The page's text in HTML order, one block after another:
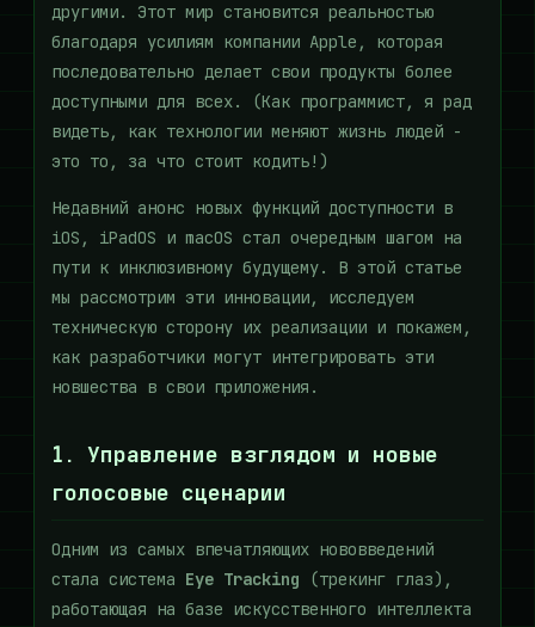
другими. Этот мир становится реальностью
благодаря усилиям компании Apple, которая
последовательно делает свои продукты более
доступными для всех. (Как программист, я рад
видеть, как технологии меняют жизнь людей -
это то, за что стоит кодить!)
Недавний анонс новых функций доступности в
iOS, iPadOS и macOS стал очередным шагом на
пути к инклюзивному будущему. В этой статье
мы рассмотрим эти инновации, исследуем
техническую сторону их реализации и покажем,
как разработчики могут интегрировать эти
новшества в свои приложения.
1. Управление взглядом и новые
голосовые сценарии
Одним из самых впечатляющих нововведений
стала система Eye Tracking (трекинг глаз),
работающая на базе искусственного интеллекта